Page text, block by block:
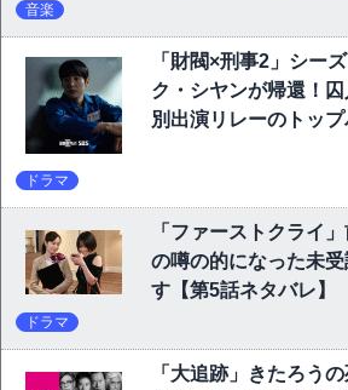
音楽
「財閥×刑事2」シー
ク・シヤンが帰還！
別出演リレーのトッ
ドラマ
「ファーストクライ
の噂の的になった未
す【第5話ネタバレ】
ドラマ
「大追跡」きたろう